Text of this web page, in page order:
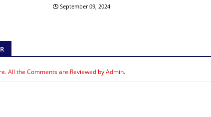
September 09, 2024
All the Comments are Reviewed by Admin.